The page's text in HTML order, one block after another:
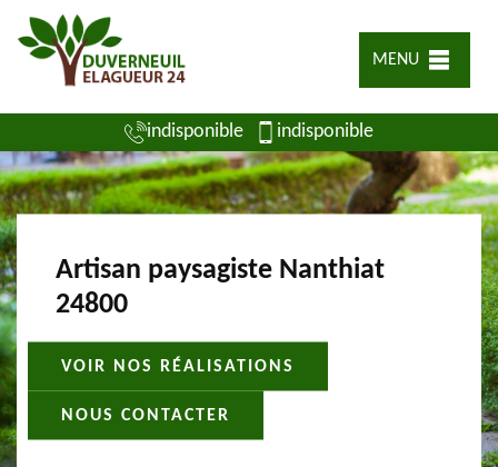
MENU
indisponible indisponible
Artisan paysagiste Nanthiat
24800
VOIR NOS RÉALISATIONS
NOUS CONTACTER